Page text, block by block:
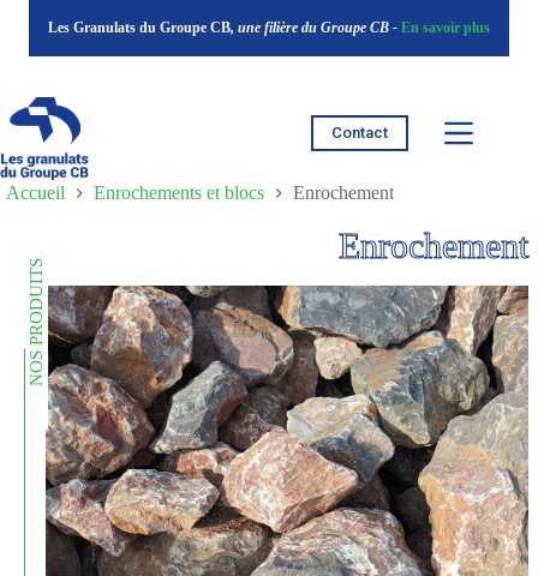
contenu
Les Granulats du Groupe CB, une filière du Groupe CB - En savoir plus
Contact
Accueil Enrochements et blocs Enrochement
NOS PRODUITS
Enrochement